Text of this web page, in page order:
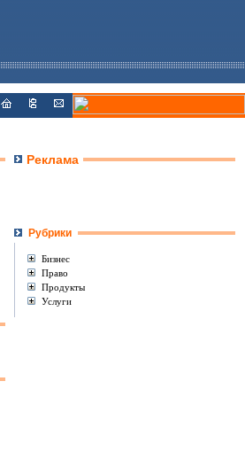
Реклама
Рубрики
Бизнес
Право
Продукты
Услуги